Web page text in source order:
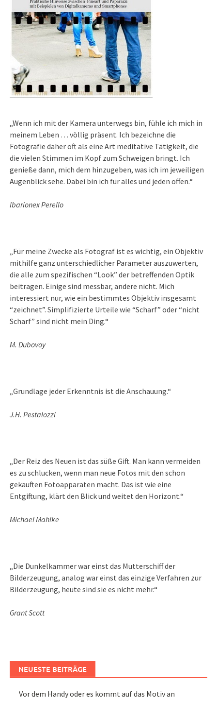
„Wenn ich mit der Kamera unterwegs bin, fühle ich mich in
meinem Leben … völlig präsent. Ich bezeichne die
Fotografie daher oft als eine Art meditative Tätigkeit, die
die vielen Stimmen im Kopf zum Schweigen bringt. Ich
genieße dann, mich dem hinzugeben, was ich im jeweiligen
Augenblick sehe. Dabei bin ich für alles und jeden offen.“
Ibarionex Perello
„Für meine Zwecke als Fotograf ist es wichtig, ein Objektiv
mithilfe ganz unterschiedlicher Parameter auszuwerten,
die alle zum spezifischen “Look” der betreffenden Optik
beitragen. Einige sind messbar, andere nicht. Mich
interessiert nur, wie ein bestimmtes Objektiv insgesamt
“zeichnet”. Simplifizierte Urteile wie “Scharf” oder “nicht
Scharf” sind nicht mein Ding.“
M. Dubovoy
„Grundlage jeder Erkenntnis ist die Anschauung.“
J.H. Pestalozzi
„Der Reiz des Neuen ist das süße Gift. Man kann vermeiden
es zu schlucken, wenn man neue Fotos mit den schon
gekauften Fotoapparaten macht. Das ist wie eine
Entgiftung, klärt den Blick und weitet den Horizont.“
Michael Mahlke
„Die Dunkelkammer war einst das Mutterschiff der
Bilderzeugung, analog war einst das einzige Verfahren zur
Bilderzeugung, heute sind sie es nicht mehr.“
Grant Scott
NEUESTE BEITRÄGE
Vor dem Handy oder es kommt auf das Motiv an